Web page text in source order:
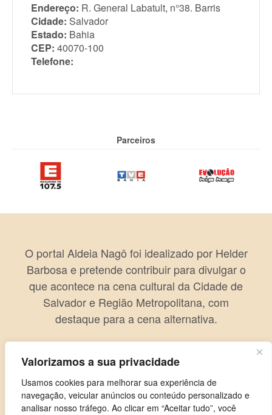
Valorizamos a sua privacidade
Usamos cookies para melhorar sua experiência de
navegação, veicular anúncios ou conteúdo personalizado e
analisar nosso tráfego. Ao clicar em “Aceitar tudo”, você
Endereço: R. General Labatult, n°38. Barris
Cidade: Salvador
Estado: Bahia
CEP: 40070-100
Telefone:
Parceiros
O portal Aldeia Nagô foi idealizado por Helder
Barbosa e pretende contribuir para divulgar o
que acontece na cena cultural da Cidade de
Salvador e Região Metropolitana, com
destaque para a cena alternativa.